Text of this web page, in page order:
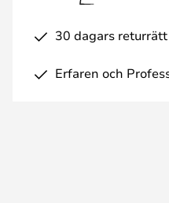
30 dagars returrätt
Erfaren och